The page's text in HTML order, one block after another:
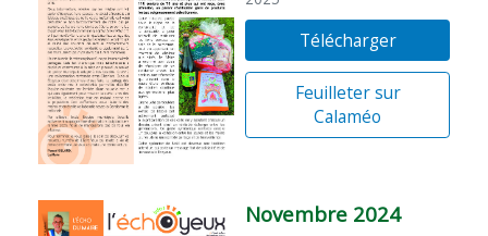
Télécharger
Feuilleter sur
Calaméo
Novembre 2024